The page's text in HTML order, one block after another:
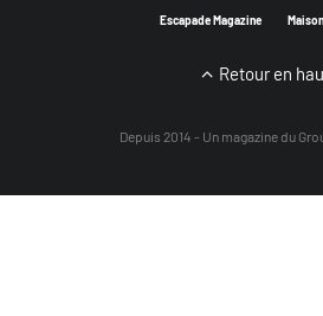
Escapade Magazine
Retour en
Depuis 2014 - Un magazine du